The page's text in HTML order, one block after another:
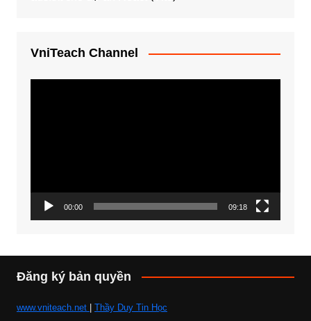
VniTeach Channel
00:00 09:18
Đăng ký bản quyền
www.vniteach.net | Thầy Duy Tin Học